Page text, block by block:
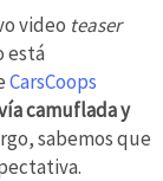
video teaser
está
CarsCoops
camuflada y
sabemos que